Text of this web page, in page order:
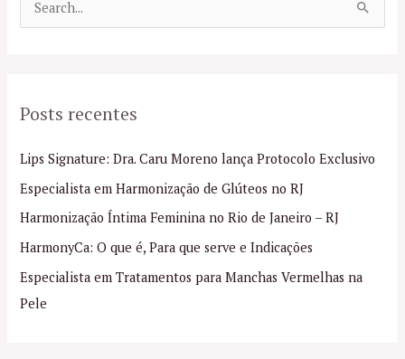
u
s
a
r
p
o
r
Posts recentes
Lips Signature: Dra. Caru Moreno lança Protocolo Exclusivo
Especialista em Harmonização de Glúteos no RJ
Harmonização Íntima Feminina no Rio de Janeiro – RJ
HarmonyCa: O que é, Para que serve e Indicações
Especialista em Tratamentos para Manchas Vermelhas na
Pele